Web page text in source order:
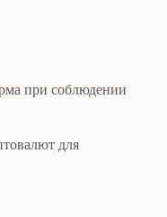
при соблюдении
для